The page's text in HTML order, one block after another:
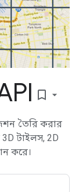
bookmark_border
তৈরি করার
টাইলস, 2D
করে।